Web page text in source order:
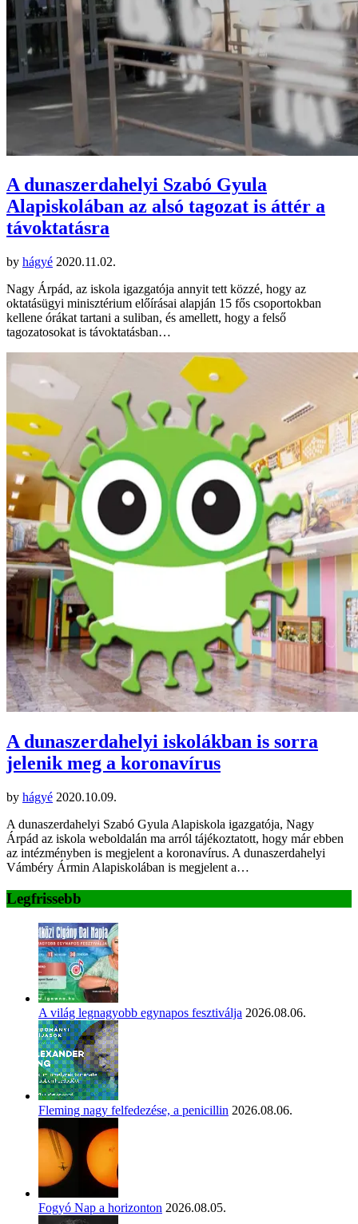
A dunaszerdahelyi Szabó Gyula
Alapiskolában az alsó tagozat is áttér a
távoktatásra
by hágyé 2020.11.02.
Nagy Árpád, az iskola igazgatója annyit tett közzé, hogy az
oktatásügyi minisztérium előírásai alapján 15 fős csoportokban
kellene órákat tartani a suliban, és amellett, hogy a felső
tagozatosokat is távoktatásban…
A dunaszerdahelyi iskolákban is sorra
jelenik meg a koronavírus
by hágyé 2020.10.09.
A dunaszerdahelyi Szabó Gyula Alapiskola igazgatója, Nagy
Árpád az iskola weboldalán ma arról tájékoztatott, hogy már ebben
az intézményben is megjelent a koronavírus. A dunaszerdahelyi
Vámbéry Ármin Alapiskolában is megjelent a…
Legfrissebb
A világ legnagyobb egynapos fesztiválja 2026.08.06.
Fleming nagy felfedezése, a penicillin 2026.08.06.
Fogyó Nap a horizonton 2026.08.05.